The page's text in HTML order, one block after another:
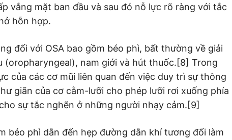
vắng mặt ban đầu và sau đó nỗ lực rõ ràng với tắc
hỗn hợp.
đối với OSA bao gồm béo phì, bất thường về giải
(oropharyngeal), nam giới và hút thuốc.[8] Trong
của các cơ mũi liên quan đến việc duy trì sự thông
giãn của cơ cằm-lưỡi cho phép lưỡi rơi xuống phía
sự tắc nghẽn ở những người nhạy cảm.[9]
béo phì dẫn đến hẹp đường dẫn khí tương đối làm